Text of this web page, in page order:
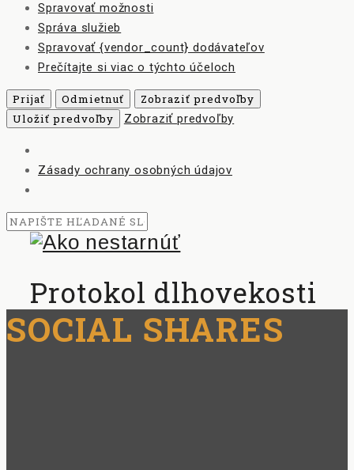
Spravovať možnosti
Správa služieb
Spravovať {vendor_count} dodávateľov
Prečítajte si viac o týchto účeloch
Prijať Odmietnuť
Zobraziť predvoľby
Uložiť predvoľby
Zobraziť predvoľby
Zásady ochrany osobných údajov
Protokol dlhovekosti
SOCIAL SHARES